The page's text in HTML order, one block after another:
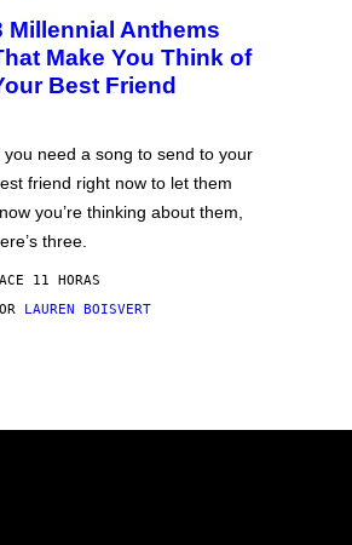
Millennial Anthems
Make You Think of
Best Friend
you need a song to send to your
friend right now to let them
you’re thinking about them,
three.
11 HORAS
LAUREN BOISVERT